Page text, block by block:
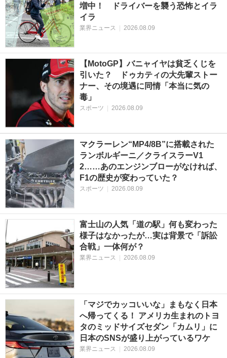
増中！ ドライバーを襲う恐怖とイラ
イラ
業界ニュース | 2026.08.09
【MotoGP】バニャイヤは貧乏くじを
引いた？ ドゥカティの大先輩ストー
ナー、その境遇に同情「本当に気の
毒」
スポーツ | 2026.08.09
マクラーレン“MP4/8B”に搭載された
ランボルギーニ／クライスラーV1
2……あのエンジンブローがなければ、
F1の歴史が変わっていた？
スポーツ | 2026.08.09
富士山の人気「道の駅」何も変わった
様子はなかったが…実は背景で「訴訟
合戦」一体何が？
業界ニュース | 2026.08.09
「マジでカッコいいな」まもなく日本
へ帰ってくる！ アメリカ生まれのトヨ
タのミッドサイズセダン「カムリ」に
日本のSNSが盛り上がっているワケ
業界ニュース | 2026.08.09